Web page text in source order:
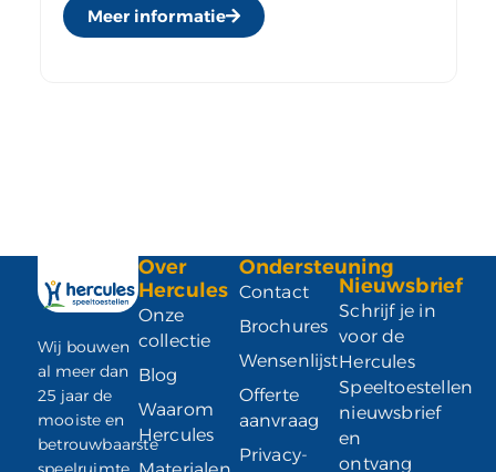
Meer informatie
Wij bouwen
al meer dan
25 jaar de
mooiste en
betrouwbaarste
Over
Hercules
Onze
collectie
Blog
Waarom
Hercules
Ondersteuning
Contact
Brochures
Wensenlijst
Offerte
aanvraag
Privacy-
Nieuwsbrief
Schrijf je in
voor de
Hercules
Speeltoestellen
nieuwsbrief
en
ontvang